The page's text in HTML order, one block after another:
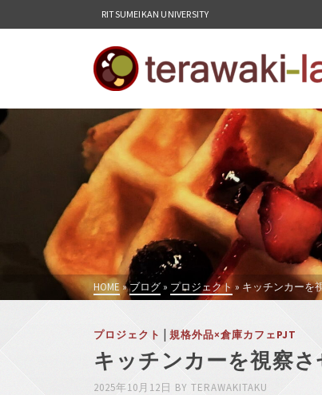
RITSUMEIKAN UNIVERSITY
HOME »ブログ » プロジェクト » キッチンカーを
プロジェクト | 規格外品×倉庫カフェPJT
キッチンカーを視察
2025年10月12日 BY TERAWAKITAKU